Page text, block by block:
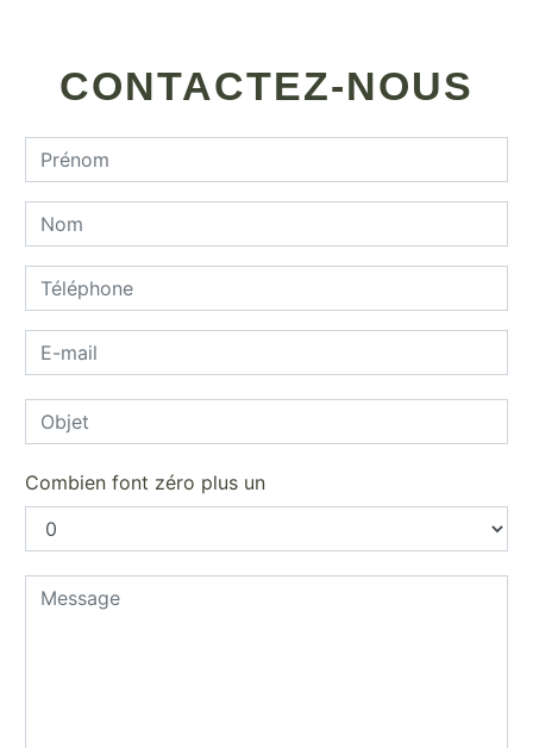
CONTACTEZ-NOUS
Combien font zéro plus un